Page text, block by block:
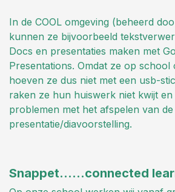
In de COOL omgeving (beheerd
kunnen ze bijvoorbeeld
Docs en presentaties maken met
Presentations. Omdat ze op school
hoeven ze dus niet met een usb-
raken ze hun huiswerk niet kwijt
problemen met het afspelen van de
presentatie/diavoorstelling.
Snappet......connected